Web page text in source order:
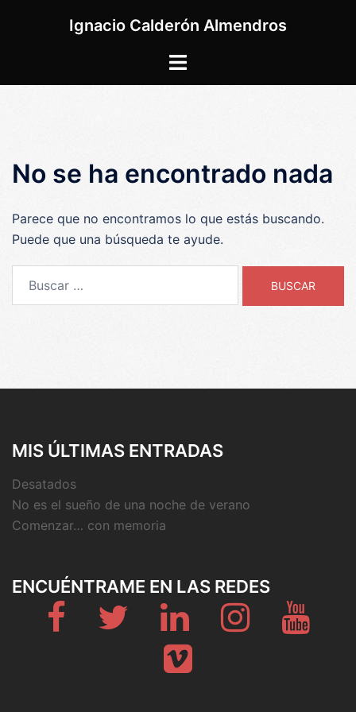
Ignacio Calderón Almendros
Alternar
No se ha encontrado nada
Parece que no encontramos lo que estás buscando.
Puede que una búsqueda te ayude.
MIS ÚLTIMAS ENTRADAS
Desatados
No es el sueño de una noche de verano
Comenzar… con memoria
ENCUÉNTRAME EN LAS REDES
Fb Twitter Linkedin Instagram
Vimeo